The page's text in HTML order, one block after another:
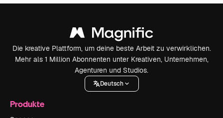
Die kreative Plattform, um deine beste Arbeit zu verwirklichen.
Mehr als 1 Million Abonnenten unter Kreativen, Unternehmen,
Agenturen und Studios.
Deutsch
Produkte